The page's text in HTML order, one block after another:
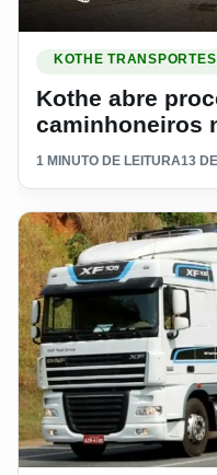
KOTHE TRANSPORTES
Kothe abre
caminhoneiros
1 MINUTO DE LEITURA13